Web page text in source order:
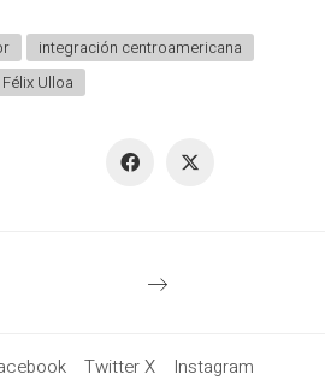
integración centroamericana
Ulloa
Twitter X Instagram